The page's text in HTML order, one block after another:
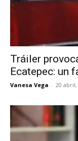
Tráiler
Ecatepec: un
Vanesa Vega - 20 abril,